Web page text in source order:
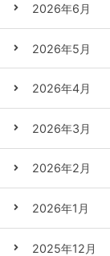
2026年6月
2026年5月
2026年4月
2026年3月
2026年2月
2026年1月
2025年12月